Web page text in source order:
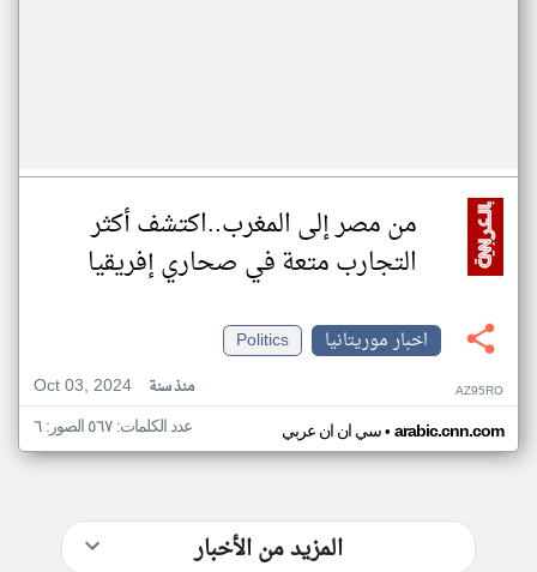
من مصر إلى المغرب..اكتشف أكثر
التجارب متعة في صحاري إفريقيا
اخبار موريتانيا
Politics
Oct 03, 2024
منذ سنة AZ95RO
سي ان ان عربي• arabic.cnn.com عدد الكلمات: ٥٦٧ الصور: ٦
المزيد من الأخبار